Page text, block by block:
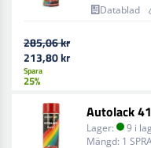
Datablad
285,06 kr
213,80 kr
Spara
25%
Autolack
Lager: 9 i
Mängd: 1